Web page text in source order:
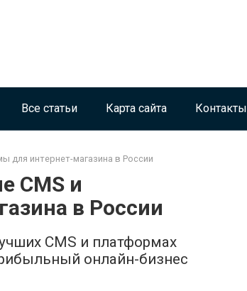
Все статьи Карта сайта Контакты
для интернет-магазина в России
CMS и
в России
CMS и платформах
онлайн-бизнес